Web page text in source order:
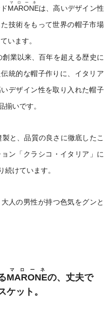
MARONE
マローネ
は、高いデザイン性
た技術をもって世界の帽子市場
います。
創業以来、百年を超える歴史に
統的な帽子作りに、イタリア
いデザイン性を取り入れた帽子
揃いです。
と、品質の良さに徹底したこ
ン「クラシコ・イタリア」に
けています。
人の男性が持つ色気をグンと
MARONE
マローネ
の、丈夫で
ケット。